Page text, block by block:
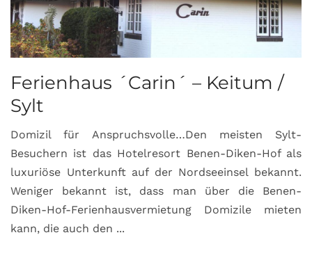
Ferienhaus ´Carin´ – Keitum /
Sylt
Domizil für Anspruchsvolle…Den meisten Sylt-
Besuchern ist das Hotelresort Benen-Diken-Hof als
luxuriöse Unterkunft auf der Nordseeinsel bekannt.
Weniger bekannt ist, dass man über die Benen-
Diken-Hof-Ferienhausvermietung Domizile mieten
kann, die auch den ...